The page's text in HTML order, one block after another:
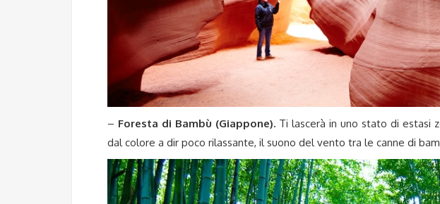
– Foresta di Bambù (Giappone). Ti lascerà in uno stato di estasi
dal colore a dir poco rilassante, il suono del vento tra le canne di